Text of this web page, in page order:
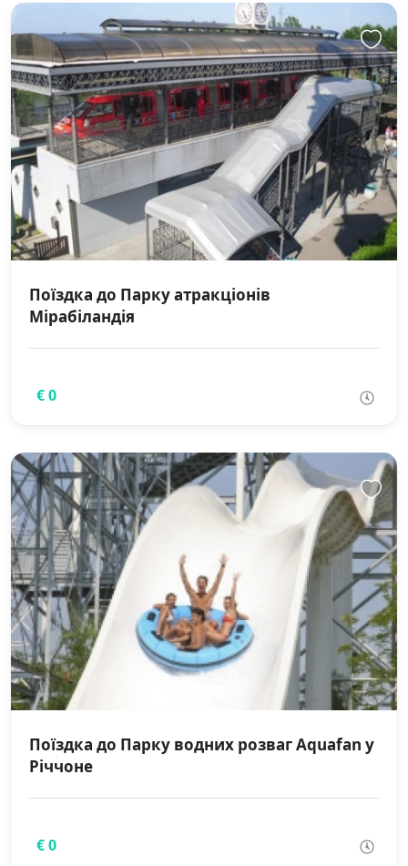
Поїздка до Парку атракціонів
Мірабіландія
€ 0
Поїздка до Парку водних розваг Aquafan у
Річчоне
€ 0